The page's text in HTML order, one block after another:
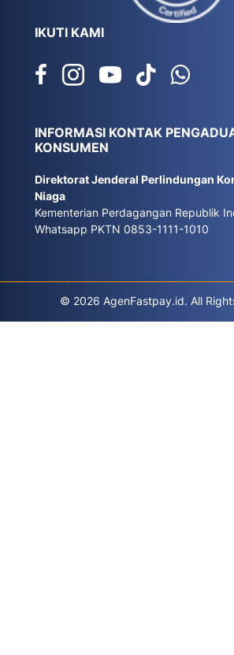
IKUTI KAMI
INFORMASI KONTAK
KONSUMEN
Direktorat Jenderal Perlindungan
Niaga
Kementerian Perdagangan Republik
Whatsapp PKTN 0853-1111-1010
© 2026 AgenFastpay.id. All